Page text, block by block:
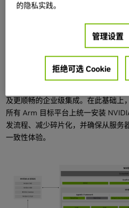
上市进程；通过内存优化，在更小的
试，为每个 Jetson 设备找到合适的模
借助 JetPack 7，Jetson 软件与
Architecture (SBSA) 对齐，使
服务器设计保持一致。SBSA 对关键
及更顺畅的企业级集成。在此基础
所有 Arm 目标平台上统一安装
发流程、减少碎片化，并确保从服务
一致性体验。
的隐私实践。
管理设置
拒绝可选 Cookie